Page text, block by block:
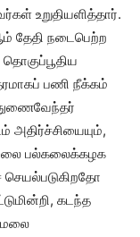
உறுதியளித்தார்.
தேதி நடைபெற்ற
பணி நீக்கம்
அதிர்ச்சியையும்,
பல்கலைக்கழக
செயல்படுகிறதோ
கடந்த